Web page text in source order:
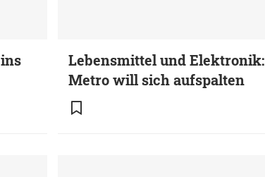
Lebensmittel und Elektronik:
Metro will sich aufspalten